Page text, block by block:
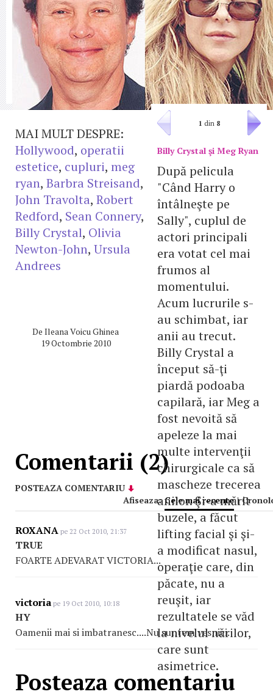
1 din 8
Billy Crystal şi Meg Ryan
După pelicula
"Când Harry o
întâlneşte pe
Sally", cuplul de
actori principali
era votat cel mai
frumos al
momentului.
Acum lucrurile s-
au schimbat, iar
anii au trecut.
Billy Crystal a
început să-ţi
piardă podoaba
capilară, iar Meg a
fost nevoită să
apeleze la mai
multe intervenţii
chirurgicale ca să
mascheze trecerea
anilor. Şi-a mărit
buzele, a făcut
lifting facial şi şi-
a modificat nasul,
operaţie care, din
păcate, nu a
reuşit, iar
rezultatele se văd
la nivelul nărilor,
care sunt
asimetrice.
MAI MULT DESPRE:
Hollywood, operatii
estetice, cupluri, meg
ryan, Barbra Streisand,
John Travolta, Robert
Redford, Sean Connery,
Billy Crystal, Olivia
Newton-John, Ursula
Andrees
De Ileana Voicu Ghinea
19 Octombrie 2010
Comentarii (2)
POSTEAZA COMENTARIU
Afiseaza: Cele mai recente |
ROXANA pe 22 Oct 2010, 21:37
TRUE
FOARTE ADEVARAT VICTORIA...
victoria pe 19 Oct 2010, 10:18
HY
Oamenii mai si imbatranesc....Nu suntem vesnici.
Posteaza comentariu